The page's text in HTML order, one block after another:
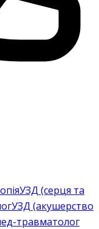
УЗД (серця та
УЗД (акушерство
травматолог